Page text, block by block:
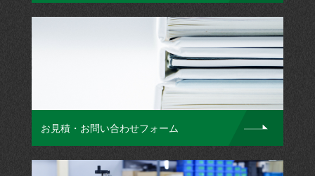
お見積・お問い合わせフォーム